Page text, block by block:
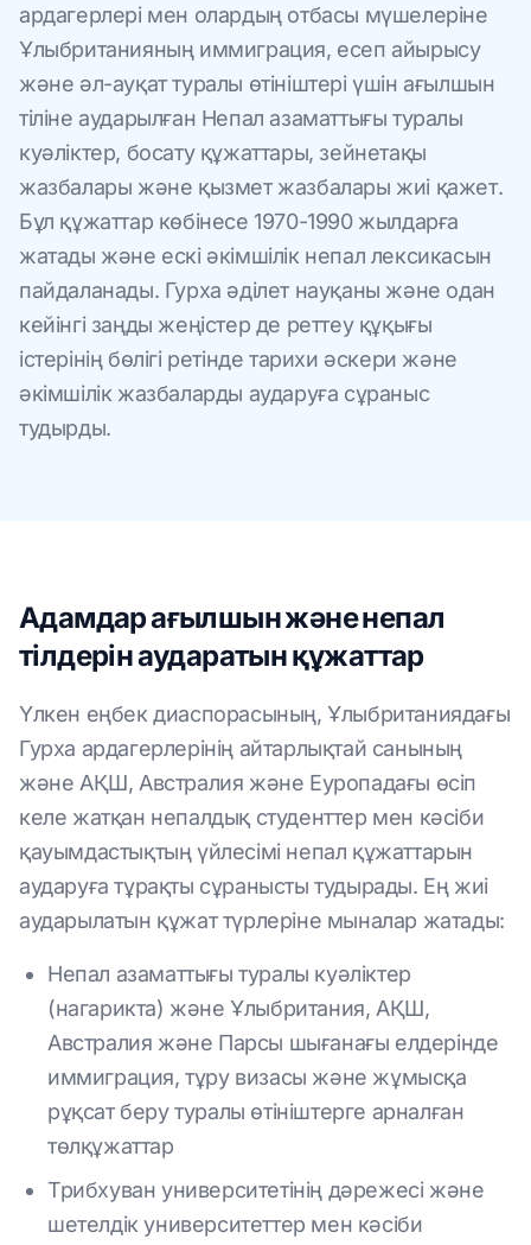
ардагерлері мен олардың отбасы мүшелеріне
Ұлыбританияның иммиграция, есеп айырысу
және әл-ауқат туралы өтініштері үшін ағылшын
тіліне аударылған Непал азаматтығы туралы
куәліктер, босату құжаттары, зейнетақы
жазбалары және қызмет жазбалары жиі қажет.
Бұл құжаттар көбінесе 1970-1990 жылдарға
жатады және ескі әкімшілік непал лексикасын
пайдаланады. Гурха әділет науқаны және одан
кейінгі заңды жеңістер де реттеу құқығы
істерінің бөлігі ретінде тарихи әскери және
әкімшілік жазбаларды аударуға сұраныс
тудырды.
Адамдар ағылшын және непал
тілдерін аударатын құжаттар
Үлкен еңбек диаспорасының, Ұлыбританиядағы
Гурха ардагерлерінің айтарлықтай санының
және АҚШ, Австралия және Еуропадағы өсіп
келе жатқан непалдық студенттер мен кәсіби
қауымдастықтың үйлесімі непал құжаттарын
аударуға тұрақты сұранысты тудырады. Ең жиі
аударылатын құжат түрлеріне мыналар жатады:
Непал азаматтығы туралы куәліктер
(нагарикта) және Ұлыбритания, АҚШ,
Австралия және Парсы шығанағы елдерінде
иммиграция, тұру визасы және жұмысқа
рұқсат беру туралы өтініштерге арналған
төлқұжаттар
Трибхуван университетінің дәрежесі және
шетелдік университеттер мен кәсіби